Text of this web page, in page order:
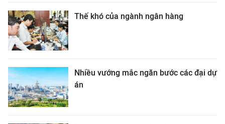
Thế khó của ngành ngân hàng
Nhiều vướng mắc ngăn bước các đại dự
án